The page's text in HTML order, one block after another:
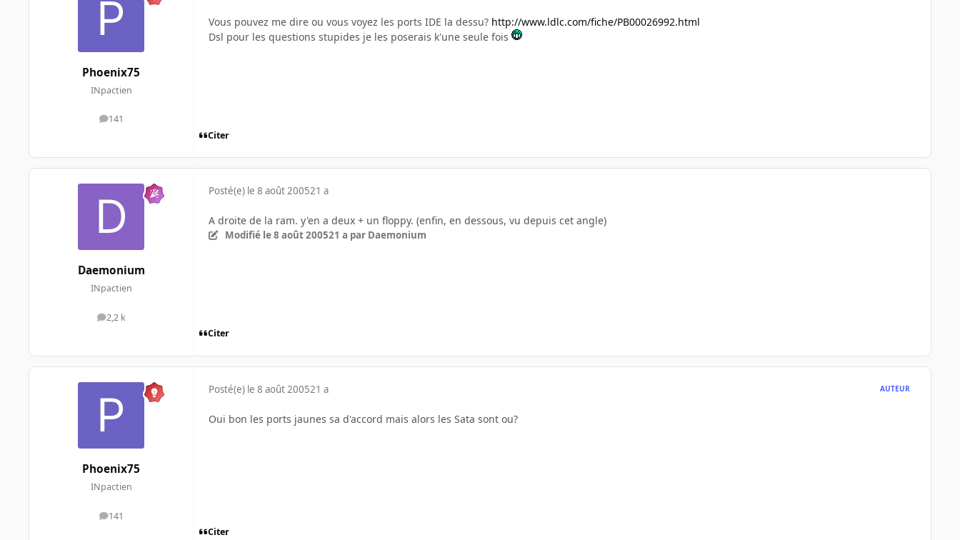
Phoenix75
INpactien
141
messages
Vous pouvez me dire ou vous voyez les ports IDE la dessu? http://www.ldlc.com/fiche/PB00026992.html
Dsl pour les questions stupides je les poserais k'une seule fois
Citer
Daemonium
INpactien
2,2 k
messages
Posté(e) le 8 août 200521 a
A droite de la ram. y'en a deux + un floppy. (enfin, en dessous, vu depuis cet angle)
Modifié le 8 août 200521 a par Daemonium
Citer
Phoenix75
INpactien
141
messages
Posté(e) le 8 août 200521 a AUTEUR
Oui bon les ports jaunes sa d'accord mais alors les Sata sont ou?
Citer